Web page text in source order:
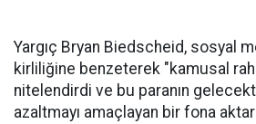
Yargıç Bryan Biedscheid, sosyal
kirliliğine benzeterek "kamusal
nitelendirdi ve bu paranın
azaltmayı amaçlayan bir fona